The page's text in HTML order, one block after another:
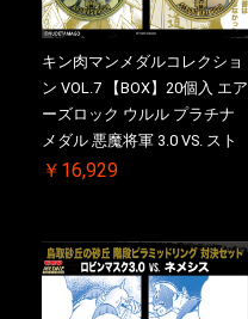
キン肉マンメダルコレクショ
ン VOL.7 【BOX】20個入 エア
ーズロック ウルル プラチナ
メダル 悪魔将軍 3.0 VS. スト
ロング・ザ・武道 初回シリア
売品)付
￥16,929